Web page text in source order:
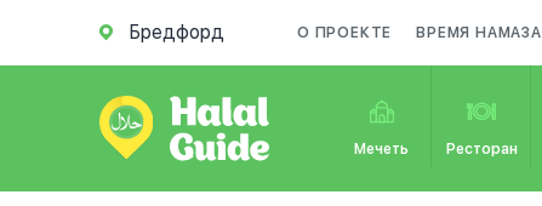
Бредфорд О ПРОЕКТЕ ВРЕМЯ НАМАЗА
Мечеть Ресторан